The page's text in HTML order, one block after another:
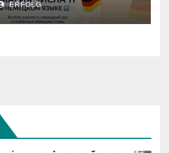
языке!
ERFOLG